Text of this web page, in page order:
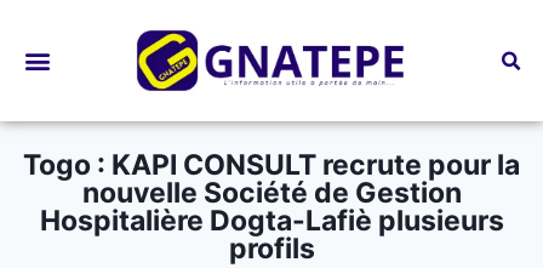
Togo : KAPI CONSULT recrute pour la
nouvelle Société de Gestion
Hospitalière Dogta-Lafiè plusieurs
profils